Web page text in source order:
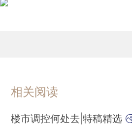
相关阅读
楼市调控何处去|特稿精选